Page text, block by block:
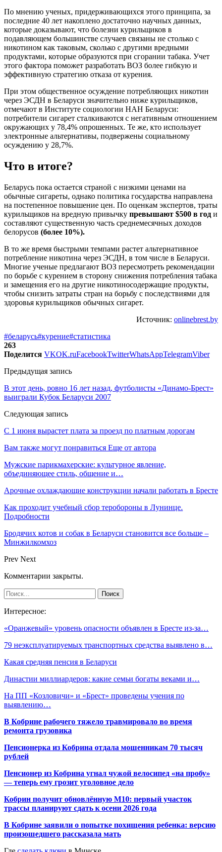
По мнению ученых, придерживающихся этого принципа, за
последние 40 лет накоплено достаточно научных данных,
которые доказывают, что болезни курильщиков в
подавляющем большинстве случаев связаны не столько с
никотином как таковым, сколько с другими вредными
продуктами, которые образуются при сгорании табака. Учет
этого фактора поможет разработать ВОЗ более гибкую и
эффективную стратегию отказа от курения.
При этом общественное осуждение потребляющих никотин
через ЭСДН в Беларуси значительно ниже курильщиков,
отмечают в Институте социологии НАН Беларуси:
потребители сигарет сталкиваются с негативным отношением
окружающих у 78,4% опрошенных. Те же, кто использует
электронные альтернативы, подвержены социальному
осуждению у 28,7%.
Что в итоге?
Беларусь пока остается страной с низкими ценами на
обычные сигареты, однако политика государства направлена
на постепенное повышение цен. По оценкам экспертов, траты
курильщиков на вредную привычку превышают $500 в год и
составляют существенную часть среднемесячных доходов
белорусов (более 10%).
В то же время быстрыми темпами растет альтернативное
потребление никотина через ЭСДН, в том числе в Беларуси.
Многие ученые предлагают ВОЗ пересмотреть рекомендации
по борьбе с курением в сторону снижения потребления табака
и замещения его на другие никотиносодержащие продукты,
чтобы снизить затраты стран на борьбу с последствиями для
здоровья курильщиков обычных сигарет.
Источник: onlinebrest.by
#беларусь#курение#статистика
263
Поделится VKOK.ruFacebookTwitterWhatsAppTelegramViber
Предыдущая запись
В этот день, ровно 16 лет назад, футболисты «Динамо-Брест»
выиграли Кубок Беларуси 2007
Следующая запись
С 1 июня вырастет плата за проезд по платным дорогам
Вам также могут понравиться Еще от автора
Мужские парикмахерские: культурное явление,
объединяющее стиль, общение и…
Арочные охлаждающие конструкции начали работать в Бресте
Как проходит учебный сбор теробороны в Лунинце.
Подробности
Бродячих котов и собак в Беларуси становится все больше –
Минжилкомхоз
Prev Next
Комментарии закрыты.
Интересное:
«Оранжевый» уровень опасности объявлен в Бресте из-за…
79 неэксплуатируемых транспортных средства выявлено в…
Какая средняя пенсия в Беларуси
Династии миллиардеров: какие семьи богаты веками и…
На ПП «Козловичи» и «Брест» проведены учения по
выявлению…
В Кобрине рабочего тяжело травмировало во время
ремонта грузовика
Пенсионерка из Кобрина отдала мошенникам 70 тысяч
рублей
Пенсионер из Кобрина угнал чужой велосипед «на пробу»
— теперь ему грозит уголовное дело
Кобрин получит обновлённую М10: первый участок
трассы планируют сдать к осени 2026 года
В Кобрине заявили о попытке похищения ребенка: версию
произошедшего рассказала мать